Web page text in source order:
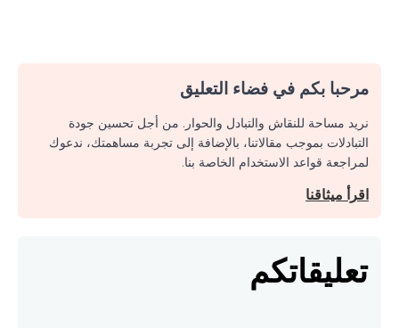
مرحبا بكم في فضاء التعليق
نريد مساحة للنقاش والتبادل والحوار. من أجل تحسين جودة
التبادلات بموجب مقالاتنا، بالإضافة إلى تجربة مساهمتك، ندعوك
لمراجعة قواعد الاستخدام الخاصة بنا.
اقرأ ميثاقنا
تعليقاتكم